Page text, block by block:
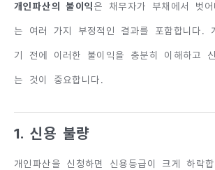
개인파산의 불이익은 채무자가 부채에서 벗
는 여러 가지 부정적인 결과를 포함합니다.
기 전에 이러한 불이익을 충분히 이해하고
는 것이 중요합니다.
1. 신용 불량
개인파산을 신청하면 신용등급이 크게 하락